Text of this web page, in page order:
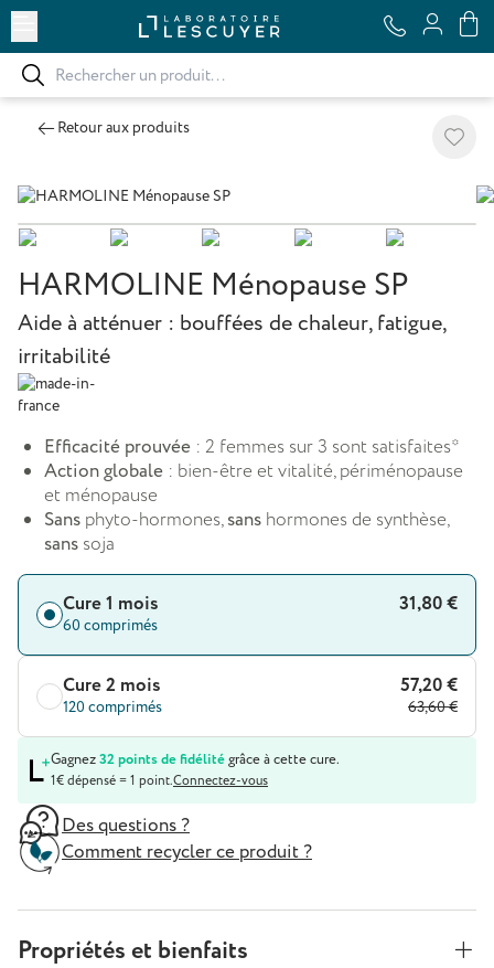
Retour aux produits
HARMOLINE Ménopause SP
Aide à atténuer : bouffées de chaleur, fatigue,
irritabilité
Efficacité prouvée : 2 femmes sur 3 sont satisfaites*
Action globale : bien-être et vitalité, périménopause
et ménopause
Sans phyto-hormones,sans hormones de synthèse,
sans soja
Cure 1 mois
60 comprimés
31,80 €
Cure 2 mois
120 comprimés
57,20 €
63,60 €
Gagnez32 points de fidélitégrâce à cette cure.
1€ dépensé = 1 point.Connectez-vous
Des questions ?
Comment recycler ce produit ?
Propriétés et bienfaits